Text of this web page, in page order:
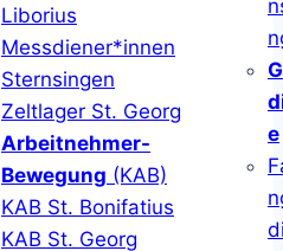
Liborius
Messdiener*innen
Sternsingen
Zeltlager St. Georg
Arbeitnehmer-
Bewegung (KAB)
KAB St. Bonifatius
KAB St. Georg
e